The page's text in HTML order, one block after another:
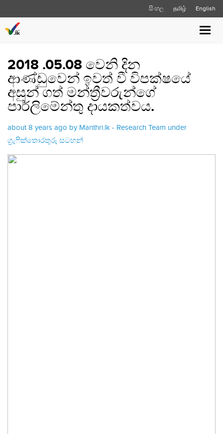
සිංහල தமிழ் English
2018 .05.08 වෙනි දින
ආණ්ඩුවෙන් ඉවත් වී විපක්ෂයේ
අසුන් ගත් මන්ත්‍රීවරුන්ගේ
පාර්ලිමේන්තු දායකත්වය.
about 8 years ago by Manthri.lk - Research Team under
ග්‍රැෆික්තොරතුරු සටහන්